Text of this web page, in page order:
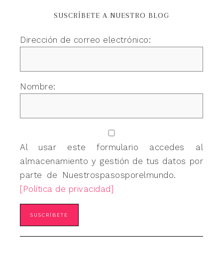
SUSCRÍBETE A NUESTRO BLOG
Dirección de correo electrónico:
Nombre:
Al usar este formulario accedes al
almacenamiento y gestión de tus datos por
parte de Nuestrospasosporelmundo.
[Política de privacidad]